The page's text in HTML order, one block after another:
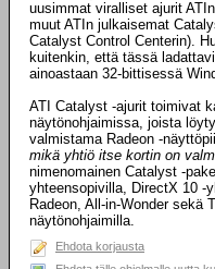
uusimmat viralliset ajurit
muut ATIn julkaisemat
Catalyst Control Centerin).
kuitenkin, että tässä
ainoastaan 32-bittisessä
ATI Catalyst -ajurit toimivat
näytönohjaimissa, joista
valmistama Radeon -
mikä yhtiö itse kortin on
nimenomainen Catalyst -
yhteensopivilla, DirectX 10 -
Radeon, All-in-Wonder sekä
näytönohjaimilla.
Ehdota korjausta